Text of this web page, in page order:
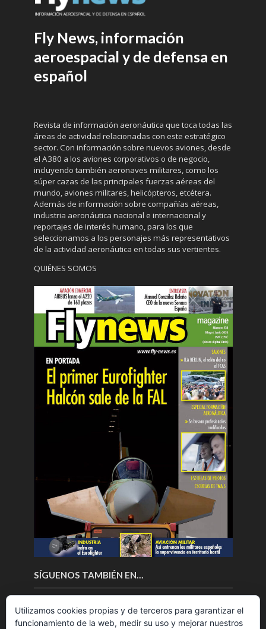
Fly News, información
aeroespacial y de defensa en
español
Revista de información aeronáutica que toca todas las
áreas de actividad relacionadas con este estratégico
sector. Con información sobre nuevos aviones, desde
el A380 a los aviones corporativos o de negocio,
incluyendo también aeronaves militares, como los
súper cazas de las principales fuerzas aéreas del
mundo, aviones militares, helicópteros, etcétera.
Además de información sobre compañías aéreas,
industria aeronáutica nacional e internacional y
reportajes de interés humano, para los que
seleccionamos a los personajes más representativos
de la actividad aeronáutica en todas sus vertientes.
QUIÉNES SOMOS
SÍGUENOS TAMBIÉN EN…
Utilizamos cookies propias y de terceros para garantizar el
funcionamiento de la web, medir su uso y mejorar nuestros